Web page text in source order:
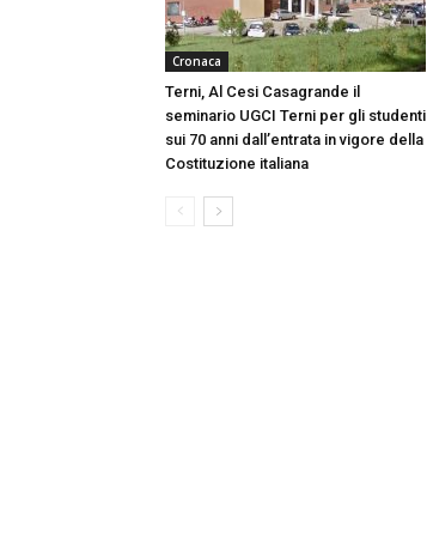
Cronaca
Terni, Al Cesi Casagrande il
seminario UGCI Terni per gli studenti
sui 70 anni dall’entrata in vigore della
Costituzione italiana